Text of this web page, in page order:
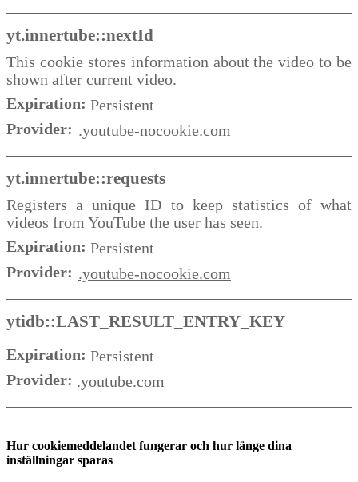
yt.innertube::nextId
This cookie stores information about the video to be
shown after current video.
Expiration: Persistent
Provider: .youtube-nocookie.com
yt.innertube::requests
Registers a unique ID to keep statistics of what
videos from YouTube the user has seen.
Expiration: Persistent
Provider: .youtube-nocookie.com
ytidb::LAST_RESULT_ENTRY_KEY
Expiration: Persistent
Provider: .youtube.com
Hur cookiemeddelandet fungerar och hur länge dina
inställningar sparas